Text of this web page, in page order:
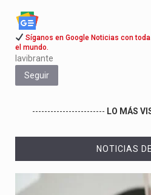
Síganos en Google Noticias con
el mundo.
lavibrante
Seguir
------------------------ LO MÁS
NOTICIAS